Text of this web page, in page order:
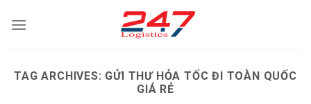
TAG ARCHIVES: GỬI THƯ HỎA TỐC ĐI TOÀN QUỐC
GIÁ RẺ